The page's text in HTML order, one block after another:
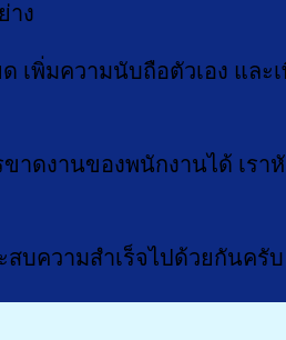
าง
เพิ่มความนับถือตัวเอง และ
าดงานของพนักงานได้ เรา
บความสำเร็จไปด้วยกันครับ